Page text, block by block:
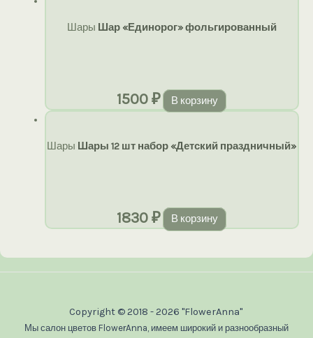
Шары Шар «Единорог» фольгированный
1500₽ В корзину
Шары Шары 12 шт набор «Детский праздничный»
1830₽ В корзину
Copyright © 2018 - 2026 "FlowerAnna"
Мы салон цветов FlowerAnna, имеем широкий и разнообразный